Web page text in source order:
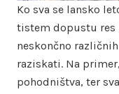
Ko sva se lansko
tistem dopustu res
neskončno
raziskati. Na
pohodništva, ter